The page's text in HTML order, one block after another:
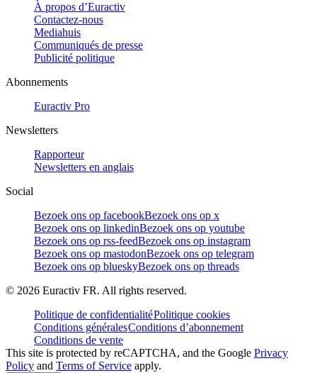
À propos d’Euractiv
Contactez-nous
Mediahuis
Communiqués de presse
Publicité politique
Abonnements
Euractiv Pro
Newsletters
Rapporteur
Newsletters en anglais
Social
Bezoek ons op facebookBezoek ons op x
Bezoek ons op linkedinBezoek ons op youtube
Bezoek ons op rss-feedBezoek ons op instagram
Bezoek ons op mastodonBezoek ons op telegram
Bezoek ons op blueskyBezoek ons op threads
© 2026 Euractiv FR. All rights reserved.
Politique de confidentialitéPolitique cookies
Conditions généralesConditions d’abonnement
Conditions de vente
This site is protected by reCAPTCHA, and the Google Privacy
Policy and Terms of Service apply.